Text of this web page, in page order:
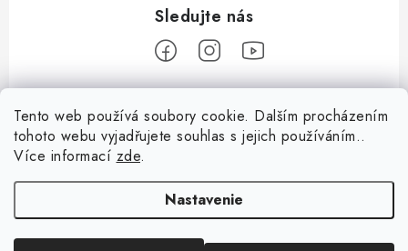
Tento web používá soubory cookie. Dalším procházením
tohoto webu vyjadřujete souhlas s jejich používáním..
Více informací zde.
Nastavenie
Z
Informace pro vás
Dopravné
Kontaktujte nás
Tipy na tvorenie
Včielka na prst z chlpatého drôtika